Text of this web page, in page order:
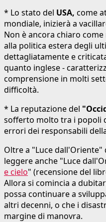
* Lo stato del USA, come
mondiale, inizierà a
Non è ancora chiaro
alla politica estera degli
dettagliatamente e
quanto inglese -
comprensione in molti
difficoltà.
* La reputazione del
sofferto molto tra i popoli
errori dei responsabili
Oltre a "Luce
leggere anche "Luce
e cielo" (recensione del
Allora si comincia a
possa continuare a
altri decenni, o che i
margine di manovra.